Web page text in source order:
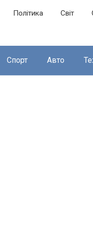
Політика Світ
Спорт Авто